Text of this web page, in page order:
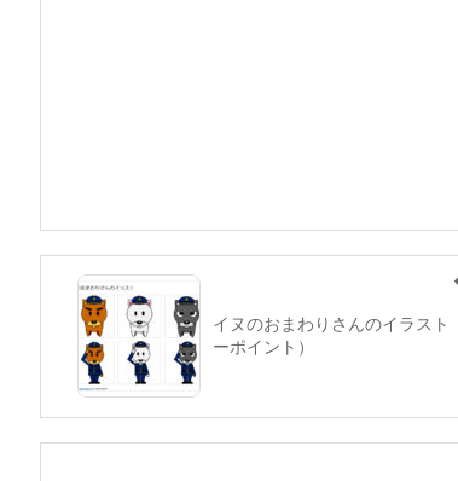
イヌのおまわりさんのイラスト
ーポイント）